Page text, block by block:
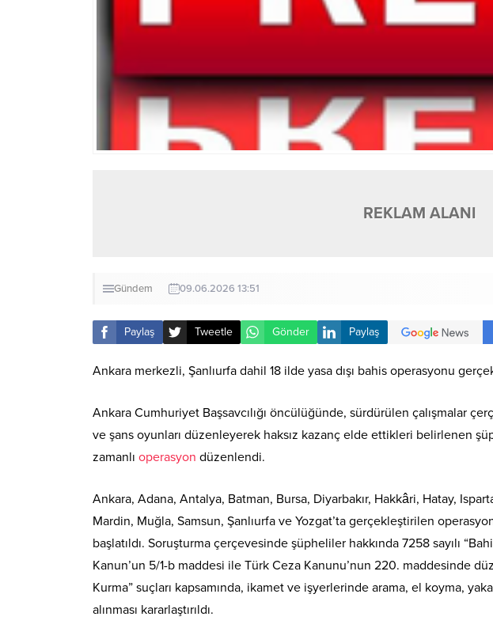
REKLAM ALANI
Gündem 09.06.2026 13:51
Paylaş Tweetle Gönder Paylaş
Ankara merkezli, Şanlıurfa dahil 18 ilde yasa dışı bahis operasyonu
Ankara Cumhuriyet Başsavcılığı öncülüğünde, sürdürülen çalışmalar
ve şans oyunları düzenleyerek haksız kazanç elde ettikleri belirlenen
zamanlı operasyon düzenlendi.
Ankara, Adana, Antalya, Batman, Bursa, Diyarbakır, Hakkâri, Hatay,
Mardin, Muğla, Samsun, Şanlıurfa ve Yozgat’ta gerçekleştirilen
başlatıldı. Soruşturma çerçevesinde şüpheliler hakkında 7258 sayılı
Kanun’un 5/1-b maddesi ile Türk Ceza Kanunu’nun 220. maddesinde
Kurma” suçları kapsamında, ikamet ve işyerlerinde arama, el koyma,
alınması kararlaştırıldı.